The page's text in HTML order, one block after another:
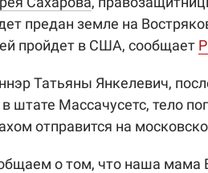
предан земле на
пройдет в США, сообщает
Татьяны Янкелевич,
штате Массачусетс, тело
отправится на
о том, что наша мама